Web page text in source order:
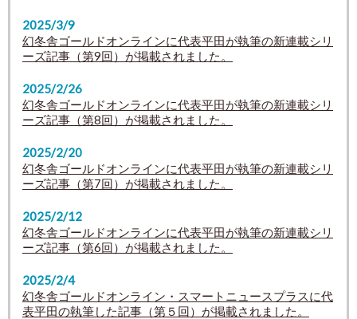
2025/3/9
幻冬舎ゴールドオンラインに代表平田が執筆の新連載シリ
ーズ記事（第9回）が掲載されました。
2025/2/26
幻冬舎ゴールドオンラインに代表平田が執筆の新連載シリ
ーズ記事（第8回）が掲載されました。
2025/2/20
幻冬舎ゴールドオンラインに代表平田が執筆の新連載シリ
ーズ記事（第7回）が掲載されました。
2025/2/12
幻冬舎ゴールドオンラインに代表平田が執筆の新連載シリ
ーズ記事（第6回）が掲載されました。
2025/2/4
幻冬舎ゴールドオンライン・スマートニュースプラスに代
表平田の執筆した記事（第５回）が掲載されました。